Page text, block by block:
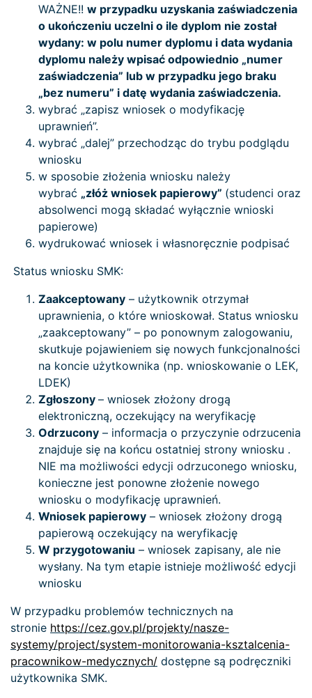
WAŻNE!! w przypadku uzyskania zaświadczenia
o ukończeniu uczelni o ile dyplom nie został
wydany: w polu numer dyplomu i data wydania
dyplomu należy wpisać odpowiednio „numer
zaświadczenia” lub w przypadku jego braku
„bez numeru” i datę wydania zaświadczenia.
wybrać „zapisz wniosek o modyfikację
uprawnień”.
wybrać „dalej” przechodząc do trybu podglądu
wniosku
w sposobie złożenia wniosku należy
wybrać „złóż wniosek papierowy” (studenci oraz
absolwenci mogą składać wyłącznie wnioski
papierowe)
wydrukować wniosek i własnoręcznie podpisać
Status wniosku SMK:
Zaakceptowany – użytkownik otrzymał
uprawnienia, o które wnioskował. Status wniosku
„zaakceptowany” – po ponownym zalogowaniu,
skutkuje pojawieniem się nowych funkcjonalności
na koncie użytkownika (np. wnioskowanie o LEK,
LDEK)
Zgłoszony – wniosek złożony drogą
elektroniczną, oczekujący na weryfikację
Odrzucony – informacja o przyczynie odrzucenia
znajduje się na końcu ostatniej strony wniosku .
NIE ma możliwości edycji odrzuconego wniosku,
konieczne jest ponowne złożenie nowego
wniosku o modyfikację uprawnień.
Wniosek papierowy – wniosek złożony drogą
papierową oczekujący na weryfikację
W przygotowaniu – wniosek zapisany, ale nie
wysłany. Na tym etapie istnieje możliwość edycji
wniosku
W przypadku problemów technicznych na
stronie https://cez.gov.pl/projekty/nasze-
systemy/project/system-monitorowania-ksztalcenia-
pracownikow-medycznych/ dostępne są podręczniki
użytkownika SMK.